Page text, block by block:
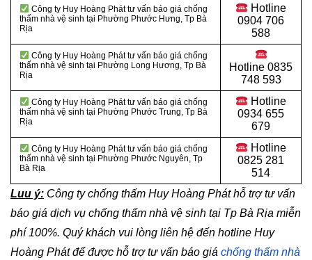
Công ty Huy Hoàng Phát tư vấn báo giá chống
thấm nhà vệ sinh tại Phường Phước Hưng, Tp Bà
Rịa
Hotline
0904 706
588
Công ty Huy Hoàng Phát tư vấn báo giá chống
thấm nhà vệ sinh tại Phường Long Hương, Tp Bà
Rịa
Hotline 0835
748 593
Công ty Huy Hoàng Phát tư vấn báo giá chống
thấm nhà vệ sinh tại Phường Phước Trung, Tp Bà
Rịa
Hotline
0934 655
679
Công ty Huy Hoàng Phát tư vấn báo giá chống
thấm nhà vệ sinh tại Phường Phước Nguyên, Tp
Bà Rịa
Hotline
0825 281
514
Luu ý: Công ty chống thấm Huy Hoàng Phát hỗ trợ tư vấn
báo giá dịch vụ chống thấm nhà vệ sinh tại Tp Bà Rịa miễn
phí 100%. Quý khách vui lòng liên hệ đến hotline Huy
Hoàng Phát để được hỗ trợ tư vấn báo giá chống thấm nhà